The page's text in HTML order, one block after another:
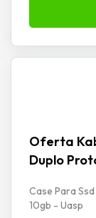
Oferta
Duplo
Case Para
10gb - Uasp